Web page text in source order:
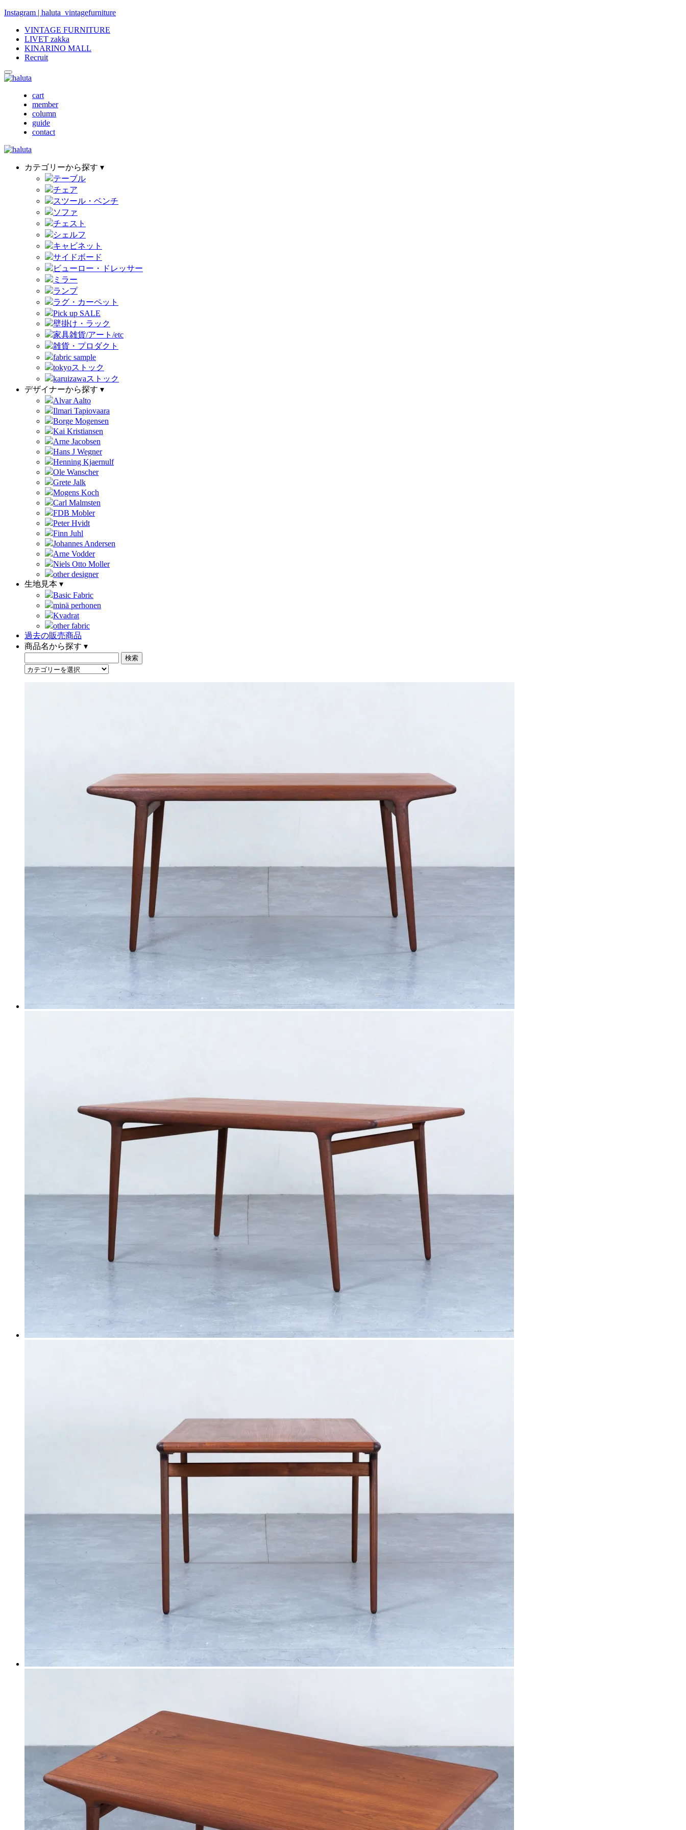
Instagram | haluta_vintagefurniture
VINTAGE FURNITURE
LIVET zakka
KINARINO MALL
Recruit
cart
member
column
guide
contact
カテゴリーから探す ▾
テーブル
チェア
スツール・ベンチ
ソファ
チェスト
シェルフ
キャビネット
サイドボード
ビューロー・ドレッサー
ミラー
ランプ
ラグ・カーペット
Pick up SALE
壁掛け・ラック
家具雑貨/アート/etc
雑貨・プロダクト
fabric sample
tokyoストック
karuizawaストック
デザイナーから探す ▾
Alvar Aalto
Ilmari Tapiovaara
Borge Mogensen
Kai Kristiansen
Arne Jacobsen
Hans J Wegner
Henning Kjaernulf
Ole Wanscher
Grete Jalk
Mogens Koch
Carl Malmsten
FDB Mobler
Peter Hvidt
Finn Juhl
Johannes Andersen
Arne Vodder
Niels Otto Moller
other designer
生地見本 ▾
Basic Fabric
minä perhonen
Kvadrat
other fabric
過去の販売商品
商品名から探す ▾